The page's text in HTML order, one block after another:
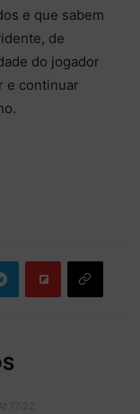
e que sabem
de
do jogador
e continuar